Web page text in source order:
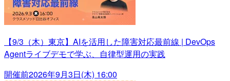
【9/3（木）東京】AIを活用した障害対応最前線 | DevOps
Agentライブデモで学ぶ、自律型運用の実践
開催前2026年9月3日(木) 16:00